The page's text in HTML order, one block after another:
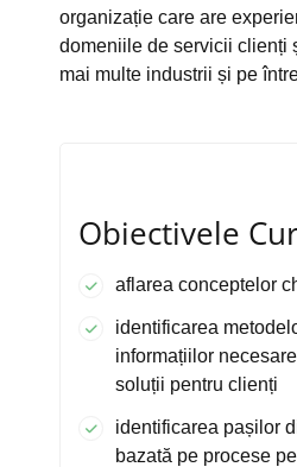
organizație care are
domeniile de servicii clienți
mai multe industrii și pe
Obiectivele
aflarea conceptelor
identificarea
informațiilor
soluții pentru clienți
identificarea pașilor
bazată pe procese